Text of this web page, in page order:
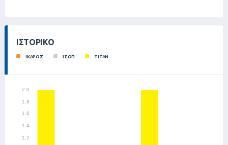
ΙΣΤΟΡΙΚΌ
ΙΚΑΡΟΣ ΙΣΟΠ ΤΙΤΑΝ